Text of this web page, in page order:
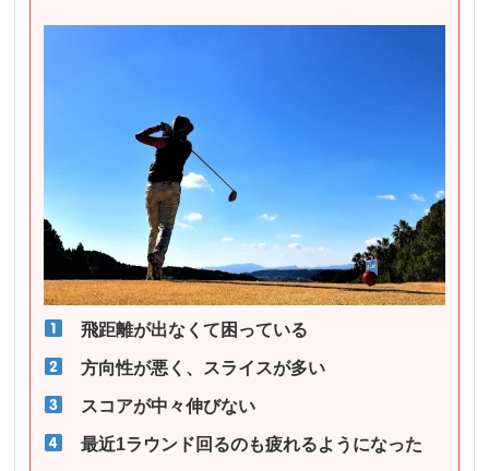
飛距離が出なくて困っている
方向性が悪く、スライスが多い
スコアが中々伸びない
最近1ラウンド回るのも疲れるようになった